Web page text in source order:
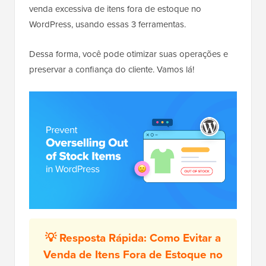
venda excessiva de itens fora de estoque no
WordPress, usando essas 3 ferramentas.
Dessa forma, você pode otimizar suas operações e
preservar a confiança do cliente. Vamos lá!
💡 Resposta Rápida: Como Evitar a
Venda de Itens Fora de Estoque no